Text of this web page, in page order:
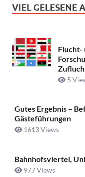
VIEL GELESENE
Flucht-
5
Gutes Ergebnis –
Gästeführungen
1613 Views
Bahnhofsviertel,
977 Views